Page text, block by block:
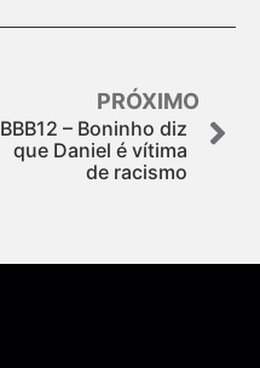
PRÓXIMO
BBB12 – Boninho diz
que Daniel é vítima
de racismo